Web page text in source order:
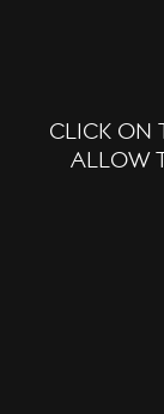
click on
allow